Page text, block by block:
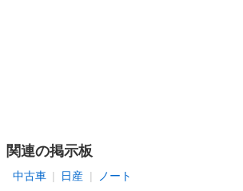
関連の掲示板
中古車 日産 ノート